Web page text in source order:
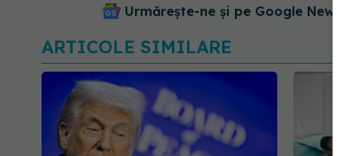
Urmărește-ne și pe Google News -
ARTICOLE SIMILARE